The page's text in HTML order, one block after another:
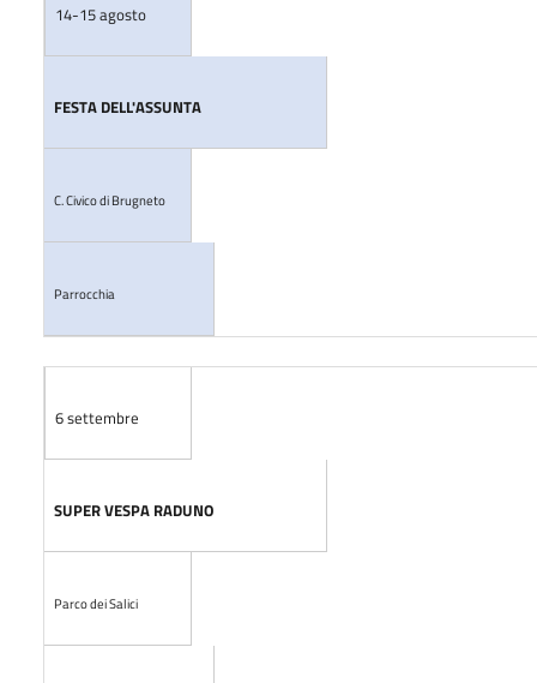
14-15 agosto
FESTA DELL'ASSUNTA
C. Civico di Brugneto
Parrocchia
6 settembre
SUPER VESPA RADUNO
Parco dei Salici